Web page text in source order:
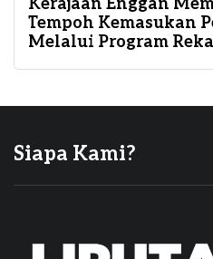
Kerajaan Enggan
Tempoh Kemasukan
Melalui Program
Siapa Kami?